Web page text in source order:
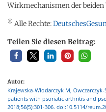
Wirkmechanismen der
© Alle Rechte:
Teilen Sie diesen Beitrag:
Autor:
Krajewska-Włodarczyk M,
patients with psoriatic arthritis and
2018;56(5):301-306. doi:10.5114/